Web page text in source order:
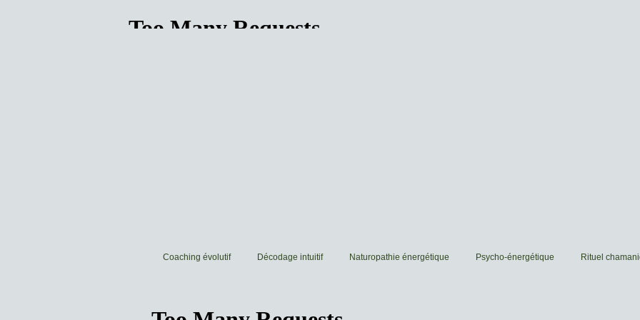
Coaching évolutif Décodage intuitif Naturopathie énergétique Psycho-énergétique Rituel